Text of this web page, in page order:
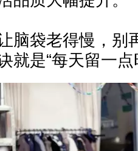
脑袋老得慢，别
就是“每天留一